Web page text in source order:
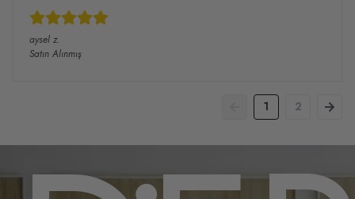
aysel z.
Satın Alınmış
1 2